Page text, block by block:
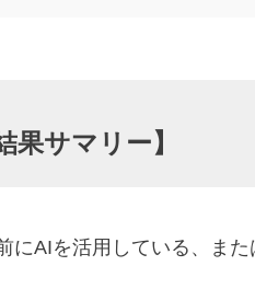
果サマリー】
にAIを活用している、ま